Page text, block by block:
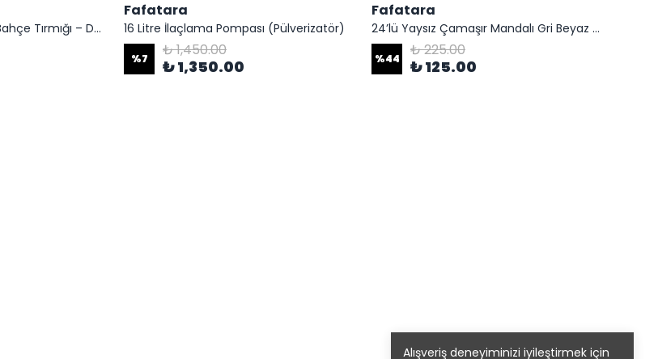
Alışveriş deneyiminizi iyileştirmek için
16 Diş Takviyeli Metal Bahçe Tırmığı – Dayanıklı, Geniş Ağızlı Toprak ve Yaprak Tırmığı
Fafatara
16 Litre İlaçlama Pompası (Pülverizatör)
%7 ₺ 1,450.00
₺ 1,350.00
Fafatara
24’lü Yaysız Çamaşır Mandalı Gri Beyaz | İz Bırakmaz Dayanıklı Mandal Seti
%44 ₺ 225.00
₺ 125.00